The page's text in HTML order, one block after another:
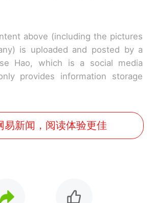
above (including the pictures
is uploaded and posted by a
Hao, which is a social media
provides information storage
易新闻，阅读体验更佳